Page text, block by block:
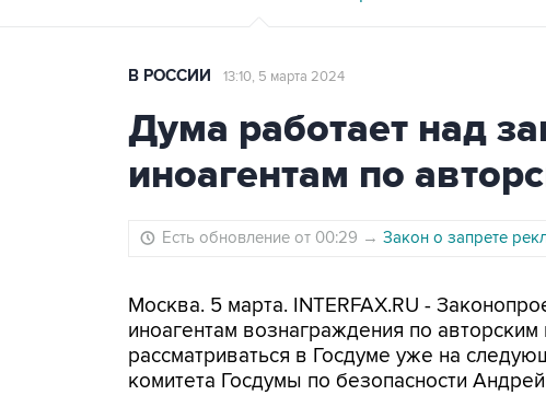
В РОССИИ 13:10, 5 марта 2024
Дума работает над
иноагентам по
Есть обновление от 00:29 → Закон о запрете
Москва. 5 марта. INTERFAX.RU -
иноагентам вознаграждения по
рассматриваться в Госдуме уже на
комитета Госдумы по безопасности